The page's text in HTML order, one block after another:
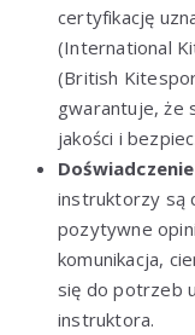
certyfikację
(International
(British
gwarantuje, że
jakości i
instruktorzy są
pozytywne
komunikacja,
się do potrzeb
instruktora.